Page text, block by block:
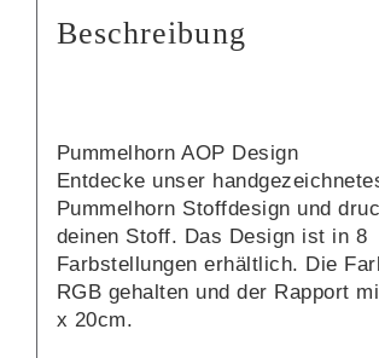
Beschreibung
Pummelhorn AOP Design
Entdecke unser
Pummelhorn Stoffdesign und
deinen Stoff. Das Design ist in 8
Farbstellungen erhältlich. Die
RGB gehalten und der Rapport
x 20cm.